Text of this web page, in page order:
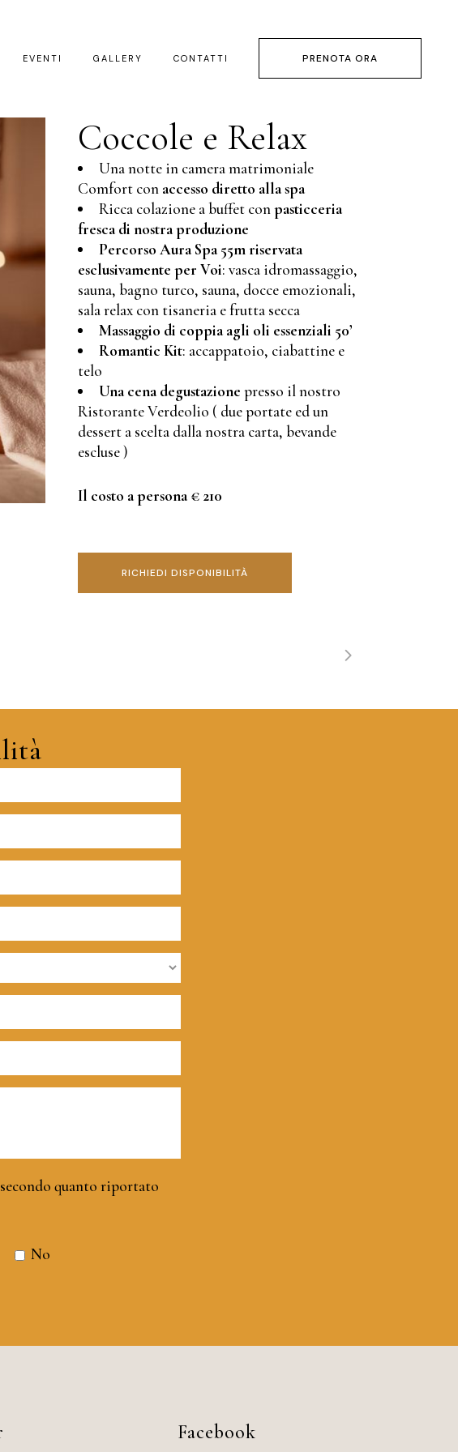
PRENOTA ORA
EVENTI GALLERY CONTATTI
Coccole e Relax
Una notte in camera matrimoniale
Comfort con accesso diretto alla spa
Ricca colazione a buffet conpasticceria
fresca di nostra produzione
Percorso Aura Spa 55m riservata
esclusivamente per Voi: vasca idromassaggio,
sauna, bagno turco, sauna, docce emozionali,
sala relax con tisaneria e frutta secca
Massaggio di coppia agli oli essenziali 50’
Romantic Kit: accappatoio, ciabattine e
telo
Una cena degustazione presso il nostro
Ristorante Verdeolio ( due portate ed un
dessert a scelta dalla nostra carta, bevande
escluse )
Il costo a persona € 210
RICHIEDI DISPONIBILITÀ
quanto riportato
No
Facebook